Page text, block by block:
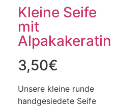
Kleine Seife
mit
Alpakakeratin
3,50€
Unsere kleine runde
handgesiedete Seife